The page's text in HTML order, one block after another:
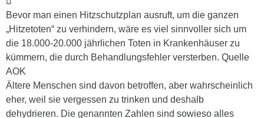
Bevor man einen Hitzschutzplan ausruft, um die ganzen
„Hitzetoten“ zu verhindern, wäre es viel sinnvoller sich um
die 18.000-20.000 jährlichen Toten in Krankenhäuser zu
kümmern, die durch Behandlungsfehler versterben. Quelle
AOK
Ältere Menschen sind davon betroffen, aber wahrscheinlich
eher, weil sie vergessen zu trinken und deshalb
dehydrieren. Die genannten Zahlen sind sowieso alles